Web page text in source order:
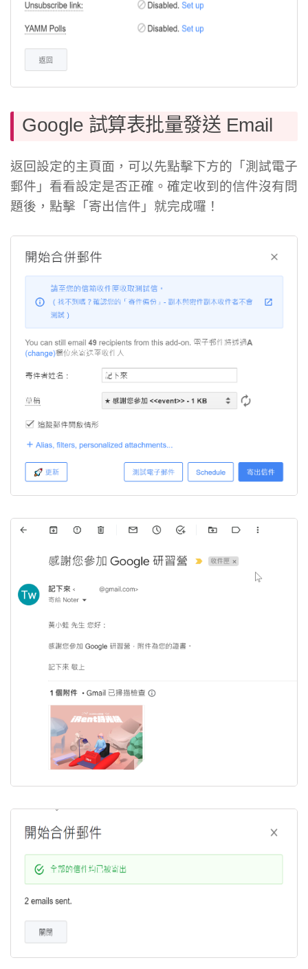
Google 試算表批量發送 Email
返回設定的主頁面，可以先點擊下方的「測試電子
郵件」看看設定是否正確。確定收到的信件沒有問
題後，點擊「寄出信件」就完成囉！